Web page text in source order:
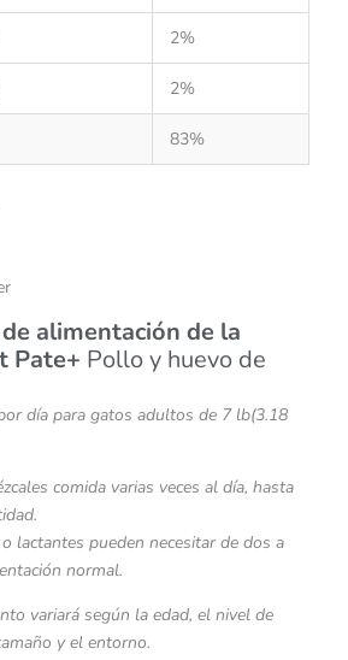
2%
2%
83%
alimentación de la
Pate+ Pollo y huevo de
día para gatos adultos de 7 lb(3.18
comida varias veces al día, hasta
lactantes pueden necesitar de dos a
normal.
variará según la edad, el nivel de
y el entorno.